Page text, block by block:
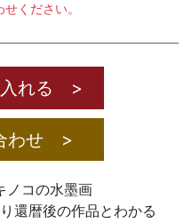
せください。
入れる >
わせ >
ノコの水墨画
還暦後の作品とわかる